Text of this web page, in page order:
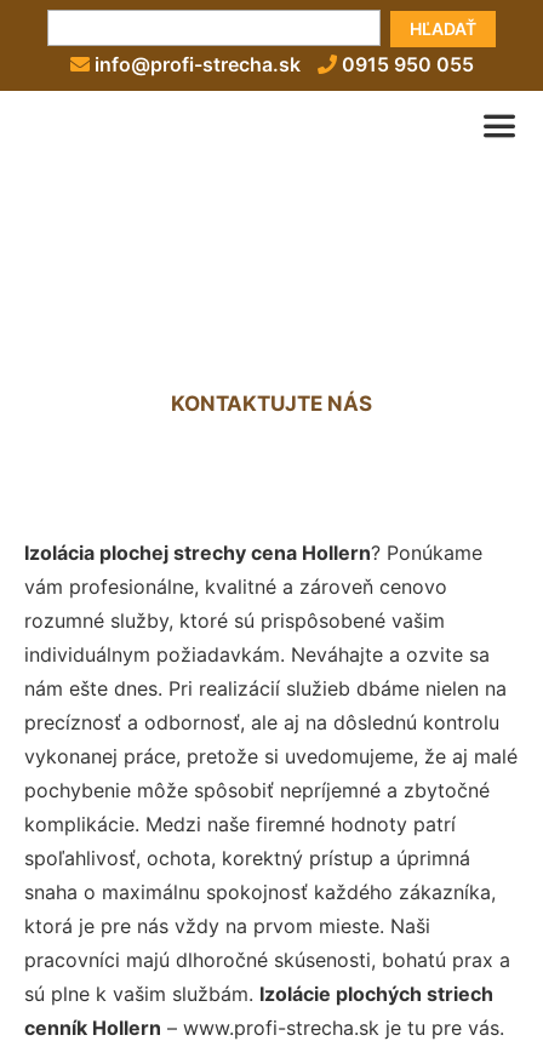
HĽADAŤ
info@profi-strecha.sk 0915 950 055
KONTAKTUJTE NÁS
Izolácia plochej strechy cena Hollern? Ponúkame
vám profesionálne, kvalitné a zároveň cenovo
rozumné služby, ktoré sú prispôsobené vašim
individuálnym požiadavkám. Neváhajte a ozvite sa
nám ešte dnes. Pri realizácií služieb dbáme nielen na
precíznosť a odbornosť, ale aj na dôslednú kontrolu
vykonanej práce, pretože si uvedomujeme, že aj malé
pochybenie môže spôsobiť nepríjemné a zbytočné
komplikácie. Medzi naše firemné hodnoty patrí
spoľahlivosť, ochota, korektný prístup a úprimná
snaha o maximálnu spokojnosť každého zákazníka,
ktorá je pre nás vždy na prvom mieste. Naši
pracovníci majú dlhoročné skúsenosti, bohatú prax a
sú plne k vašim službám. Izolácie plochých striech
cenník Hollern – www.profi-strecha.sk je tu pre vás.